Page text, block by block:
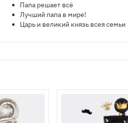
​Папа решает всё
Лучший папа в мире!
Царь и великий князь всея семьи